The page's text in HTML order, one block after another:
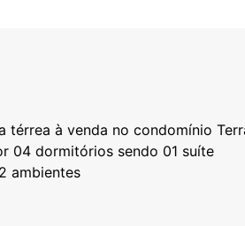
térrea à venda no condomínio
04 dormitórios sendo 01 suíte
ambientes